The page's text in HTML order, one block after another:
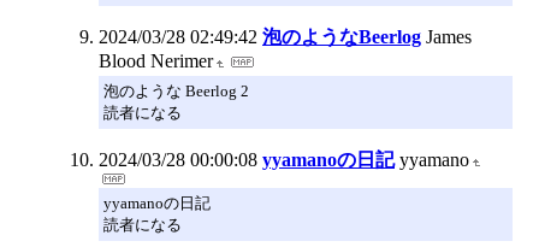
2024/03/28 02:49:42 泡のようなBeerlog James
Blood Nerimer
泡のような Beerlog 2
読者になる
2024/03/28 00:00:08 yyamanoの日記 yyamano
yyamanoの日記
読者になる